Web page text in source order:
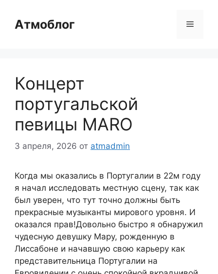
содержимому
Атмоблог Меню
Концерт
португальской
певицы MARO
3 апреля, 2026 от atmadmin
Когда мы оказались в Португалии в 22м году
я начал исследовать местную сцену, так как
был уверен, что тут точно должны быть
прекрасные музыканты мирового уровня. И
оказался прав!Довольно быстро я обнаружил
чудесную девушку Мару, рожденную в
Лиссабоне и начавшую свою карьеру как
представительница Португалии на